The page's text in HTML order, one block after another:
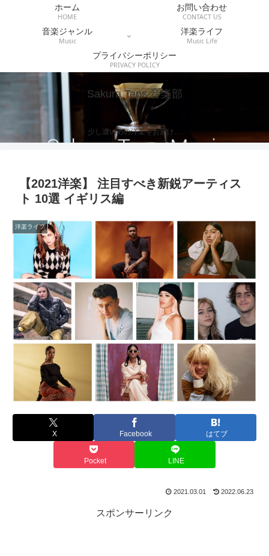
Sakura Taps 音楽部
少し濃いめの洋楽をお届け…
ホーム
HOME
お問い合わせ
CONTACT US
音楽ジャンル
Music
洋楽ライフ
Music Life
プライバシーポリシー
PRIVACY POLICY
【2021洋楽】 注目すべき新鋭アーティス
ト 10選 イギリス編
洋楽ライフ
X Facebook はてブ
Pocket LINE
2021.03.01 2022.06.23
スポンサーリンク